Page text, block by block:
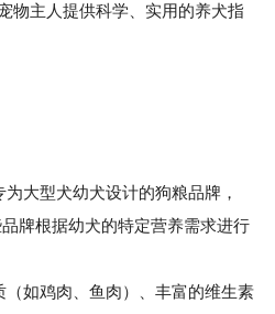
物主人提供科学、实用的养犬指
大型犬幼犬设计的狗粮品牌，
品牌根据幼犬的特定营养需求进行
如鸡肉、鱼肉）、丰富的维生素